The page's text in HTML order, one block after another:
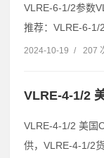
VLRE-6-1/2参数
推荐：VLRE-6-1/
2024-10-19 / 207
VLRE-4-1/2
VLRE-4-1/2 美国
供，VLRE-4-1/2